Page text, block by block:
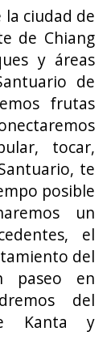
ciudad de
de Chiang
y áreas
de
frutas
tocar,
te
posible
un
el
del
paseo en
del
Kanta y